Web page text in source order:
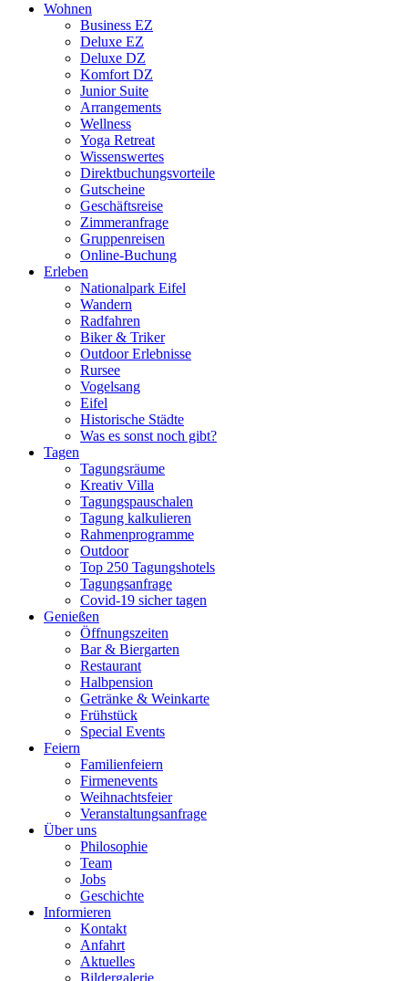
Wohnen
Business EZ
Deluxe EZ
Deluxe DZ
Komfort DZ
Junior Suite
Arrangements
Wellness
Yoga Retreat
Wissenswertes
Direktbuchungsvorteile
Gutscheine
Geschäftsreise
Zimmeranfrage
Gruppenreisen
Online-Buchung
Erleben
Nationalpark Eifel
Wandern
Radfahren
Biker & Triker
Outdoor Erlebnisse
Rursee
Vogelsang
Eifel
Historische Städte
Was es sonst noch gibt?
Tagen
Tagungsräume
Kreativ Villa
Tagungspauschalen
Tagung kalkulieren
Rahmenprogramme
Outdoor
Top 250 Tagungshotels
Tagungsanfrage
Covid-19 sicher tagen
Genießen
Öffnungszeiten
Bar & Biergarten
Restaurant
Halbpension
Getränke & Weinkarte
Frühstück
Special Events
Feiern
Familienfeiern
Firmenevents
Weihnachtsfeier
Veranstaltungsanfrage
Über uns
Philosophie
Team
Jobs
Geschichte
Informieren
Kontakt
Anfahrt
Aktuelles